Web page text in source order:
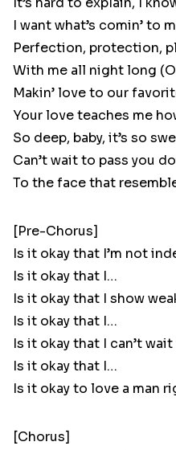
I want what’s comin’ to
Perfection, protection,
With me all night long
Makin’ love to our
Your love teaches me
So deep, baby, it’s so
Can’t wait to pass you
To the face that
[Pre-Chorus]
Is it okay that I’m not
Is it okay that I…
Is it okay that I show
Is it okay that I…
Is it okay that I can’t
Is it okay that I…
Is it okay to love a man
[Chorus]